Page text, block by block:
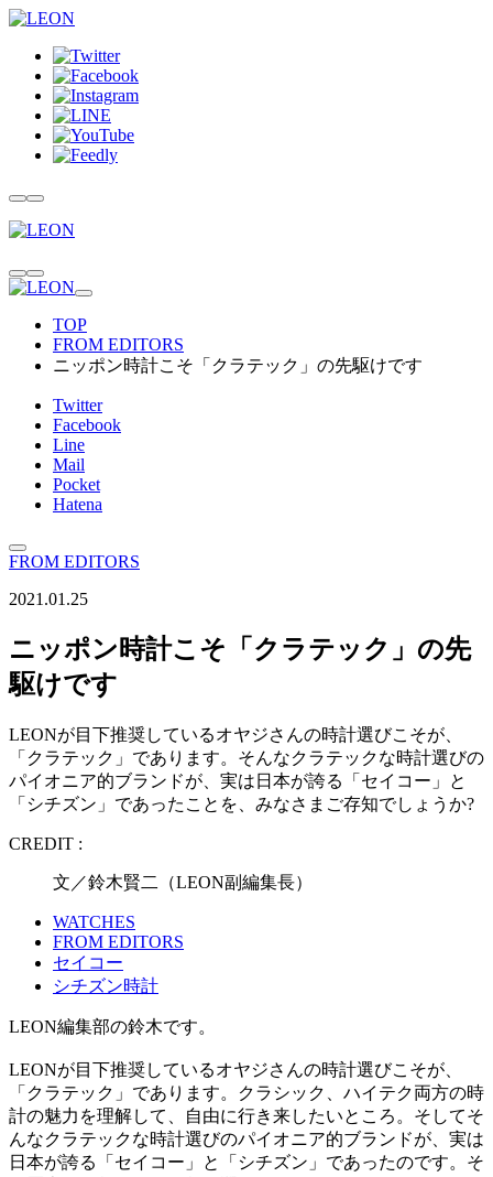
TOP
FROM EDITORS
ニッポン時計こそ「クラテック」の先駆けです
Twitter
Facebook
Line
Mail
Pocket
Hatena
FROM EDITORS
2021.01.25
ニッポン時計こそ「クラテック」の先
駆けです
LEONが目下推奨しているオヤジさんの時計選びこそが、
「クラテック」であります。そんなクラテックな時計選びの
パイオニア的ブランドが、実は日本が誇る「セイコー」と
「シチズン」であったことを、みなさまご存知でしょうか?
CREDIT :
文／鈴木賢二（LEON副編集長）
WATCHES
FROM EDITORS
セイコー
シチズン時計
LEON編集部の鈴木です。
LEONが目下推奨しているオヤジさんの時計選びこそが、
「クラテック」であります。クラシック、ハイテク両方の時
計の魅力を理解して、自由に行き来したいところ。そしてそ
んなクラテックな時計選びのパイオニア的ブランドが、実は
日本が誇る「セイコー」と「シチズン」であったのです。そ